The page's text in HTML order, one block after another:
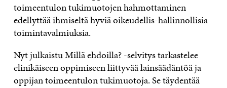
toimeentulon tukimuotojen hahmottaminen
edellyttää ihmiseltä hyviä oikeudellis-hallinnollisia
toimintavalmiuksia.
Nyt julkaistu Millä ehdoilla? -selvitys tarkastelee
elinikäiseen oppimiseen liittyvää lainsäädäntöä ja
oppijan toimeentulon tukimuotoja. Se täydentää